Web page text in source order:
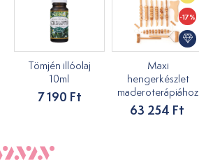
Tömjén illóolaj
10ml
7 190 Ft
-17%
Maxi
hengerkészlet
maderoterápiához
63 254 Ft